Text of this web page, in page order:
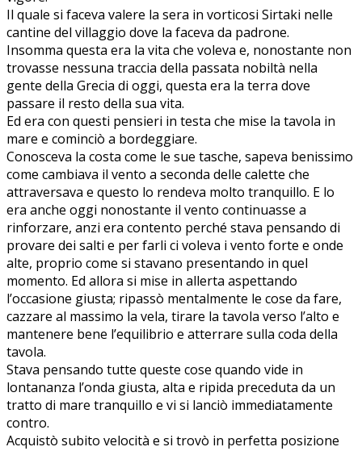
Il quale si faceva valere la sera in vorticosi Sirtaki nelle
cantine del villaggio dove la faceva da padrone.
Insomma questa era la vita che voleva e, nonostante non
trovasse nessuna traccia della passata nobiltà nella
gente della Grecia di oggi, questa era la terra dove
passare il resto della sua vita.
Ed era con questi pensieri in testa che mise la tavola in
mare e cominciò a bordeggiare.
Conosceva la costa come le sue tasche, sapeva benissimo
come cambiava il vento a seconda delle calette che
attraversava e questo lo rendeva molto tranquillo. E lo
era anche oggi nonostante il vento continuasse a
rinforzare, anzi era contento perché stava pensando di
provare dei salti e per farli ci voleva i vento forte e onde
alte, proprio come si stavano presentando in quel
momento. Ed allora si mise in allerta aspettando
l’occasione giusta; ripassò mentalmente le cose da fare,
cazzare al massimo la vela, tirare la tavola verso l’alto e
mantenere bene l’equilibrio e atterrare sulla coda della
tavola.
Stava pensando tutte queste cose quando vide in
lontananza l’onda giusta, alta e ripida preceduta da un
tratto di mare tranquillo e vi si lanciò immediatamente
contro.
Acquistò subito velocità e si trovò in perfetta posizione